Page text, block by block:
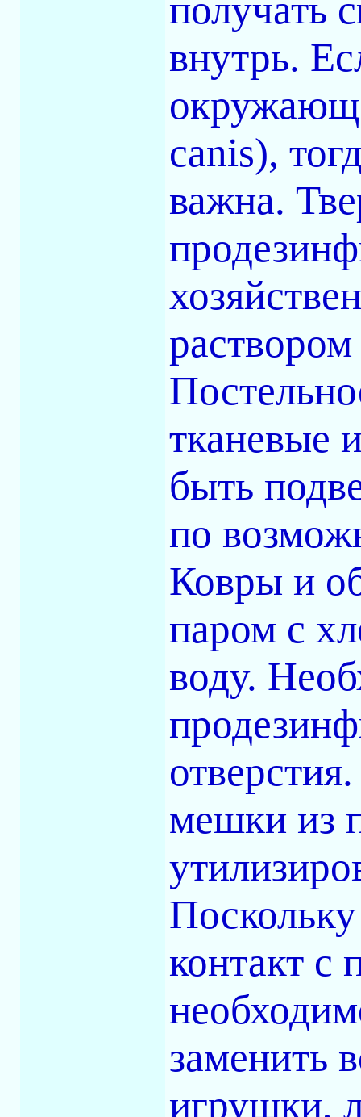
получать
внутрь.
canis),
важна.
тканевые
быть
по
Ковры и
паром с
воду.
мешки из
контакт
заменить
игрушки,